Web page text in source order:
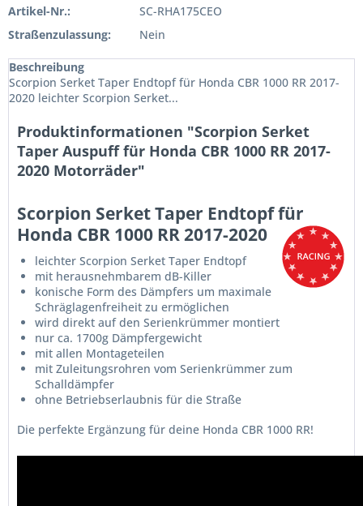
Artikel-Nr.:
SC-RHA175CEO
Straßenzulassung:
Nein
Beschreibung
Scorpion Serket Taper Endtopf für Honda CBR 1000 RR 2017-
2020 leichter Scorpion Serket...
Produktinformationen "Scorpion Serket
Taper Auspuff für Honda CBR 1000 RR 2017-
2020 Motorräder"
Scorpion Serket Taper Endtopf für
Honda CBR 1000 RR 2017-2020
leichter Scorpion Serket Taper Endtopf
mit herausnehmbarem dB-Killer
konische Form des Dämpfers um maximale
Schräglagenfreiheit zu ermöglichen
wird direkt auf den Serienkrümmer montiert
nur ca. 1700g Dämpfergewicht
mit allen Montageteilen
mit Zuleitungsrohren vom Serienkrümmer zum
Schalldämpfer
ohne Betriebserlaubnis für die Straße
Die perfekte Ergänzung für deine Honda CBR 1000 RR!